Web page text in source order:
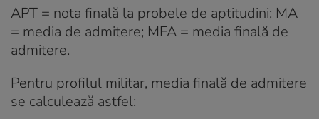
APT = nota finală la probele de aptitudini; MA
= media de admitere; MFA = media finală de
admitere.
Pentru profilul militar, media finală de admitere
se calculează astfel: